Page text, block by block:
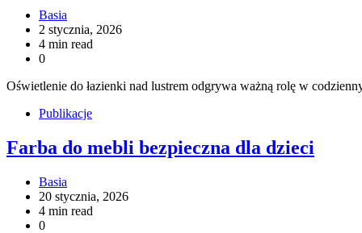
Basia
2 stycznia, 2026
4 min read
0
Oświetlenie do łazienki nad lustrem odgrywa ważną rolę w
Publikacje
Farba do mebli bezpieczna dla dzieci
Basia
20 stycznia, 2026
4 min read
0